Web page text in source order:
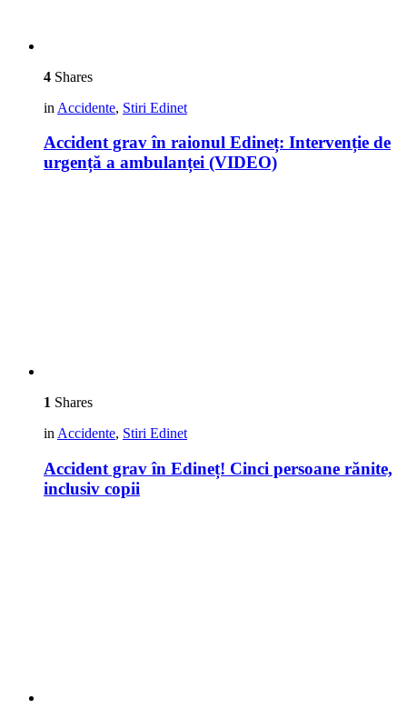
4 Shares
in Accidente, Stiri Edinet
Accident grav în raionul Edineț: Intervenție de
urgență a ambulanței (VIDEO)
1 Shares
in Accidente, Stiri Edinet
Accident grav în Edineț! Cinci persoane rănite,
inclusiv copii